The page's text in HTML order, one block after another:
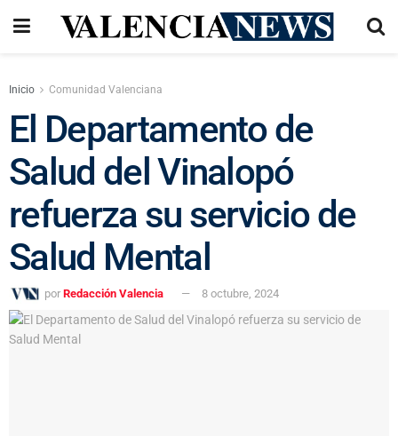
Inicio Comunidad Valenciana
El Departamento de
Salud del Vinalopó
refuerza su servicio de
Salud Mental
por Redacción Valencia 8 octubre, 2024